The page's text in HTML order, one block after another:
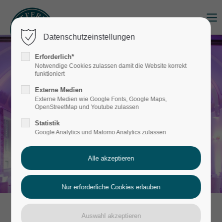
Login
Benutzername
Passwort
Register|Lost your password?
Support
Datenschutzeinstellungen
Erforderlich*
Notwendige Cookies zulassen damit die Website korrekt
funktioniert
Externe Medien
Externe Medien wie Google Fonts, Google Maps,
OpenStreetMap und Youtube zulassen
Statistik
Google Analytics und Matomo Analytics zulassen